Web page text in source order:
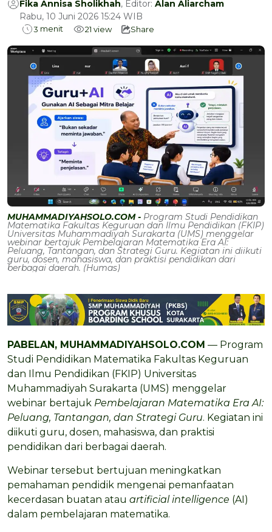
Fika Annisa Sholikhah, Editor: Alan Aliarcham
Rabu, 10 Juni 2026 15:24 WIB
3 menit 21 view Share
MUHAMMADIYAHSOLO.COM - Program Studi Pendidikan
Matematika Fakultas Keguruan dan Ilmu Pendidikan (FKIP)
Universitas Muhammadiyah Surakarta (UMS) menggelar
webinar bertajuk Pembelajaran Matematika Era AI:
Peluang, Tantangan, dan Strategi Guru. Kegiatan ini diikuti
guru, dosen, mahasiswa, dan praktisi pendidikan dari
berbagai daerah. (Humas)
PABELAN, MUHAMMADIYAHSOLO.COM — Program
Studi Pendidikan Matematika Fakultas Keguruan
dan Ilmu Pendidikan (FKIP) Universitas
Muhammadiyah Surakarta (UMS) menggelar
webinar bertajuk Pembelajaran Matematika Era AI:
Peluang, Tantangan, dan Strategi Guru. Kegiatan ini
diikuti guru, dosen, mahasiswa, dan praktisi
pendidikan dari berbagai daerah.
Webinar tersebut bertujuan meningkatkan
pemahaman pendidik mengenai pemanfaatan
kecerdasan buatan atau artificial intelligence (AI)
dalam pembelajaran matematika.